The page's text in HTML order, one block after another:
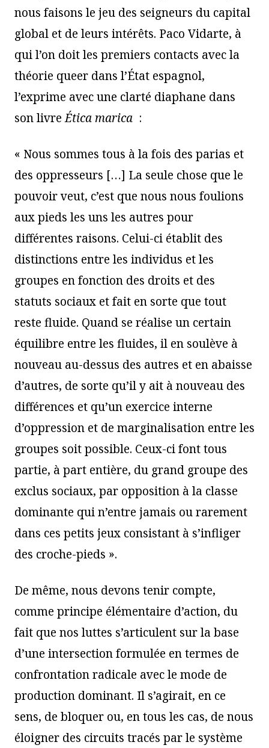
nous faisons le jeu des seigneurs du capital
global et de leurs intérêts. Paco Vidarte, à
qui l’on doit les premiers contacts avec la
théorie queer dans l’État espagnol,
l’exprime avec une clarté diaphane dans
son livreÉtica marica :
« Nous sommes tous à la fois des parias et
des oppresseurs […] La seule chose que le
pouvoir veut, c’est que nous nous foulions
aux pieds les uns les autres pour
différentes raisons. Celui-ci établit des
distinctions entre les individus et les
groupes en fonction des droits et des
statuts sociaux et fait en sorte que tout
reste fluide. Quand se réalise un certain
équilibre entre les fluides, il en soulève à
nouveau au-dessus des autres et en abaisse
d’autres, de sorte qu’il y ait à nouveau des
différences et qu’un exercice interne
d’oppression et de marginalisation entre les
groupes soit possible. Ceux-ci font tous
partie, à part entière, du grand groupe des
exclus sociaux, par opposition à la classe
dominante qui n’entre jamais ou rarement
dans ces petits jeux consistant à s’infliger
des croche-pieds ».
De même, nous devons tenir compte,
comme principe élémentaire d’action, du
fait que nos luttes s’articulent sur la base
d’une intersection formulée en termes de
confrontation radicale avec le mode de
production dominant. Il s’agirait, en ce
sens, de bloquer ou, en tous les cas, de nous
éloigner des circuits tracés par le système